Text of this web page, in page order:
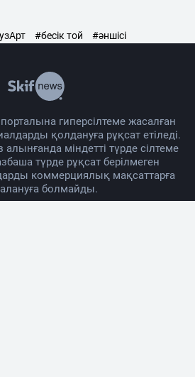
#бесік той #әншісі
гиперсілтеме жасалған
қолдануға рұқсат етіледі.
міндетті түрде сілтеме
түрде рұқсат берілмеген
коммерциялық мақсаттарға
болмайды.